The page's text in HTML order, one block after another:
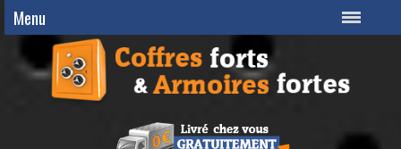
Menu